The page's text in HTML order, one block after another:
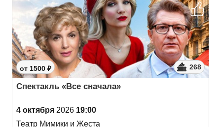
от 1500 ₽ 268
Спектакль «Все сначала»
4 октября 2026 19:00
Театр Мимики и Жеста